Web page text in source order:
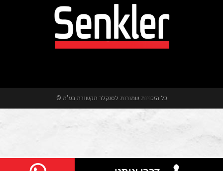
כל הזכויות שמורות לסנקלר תקשורת בע"מ ©